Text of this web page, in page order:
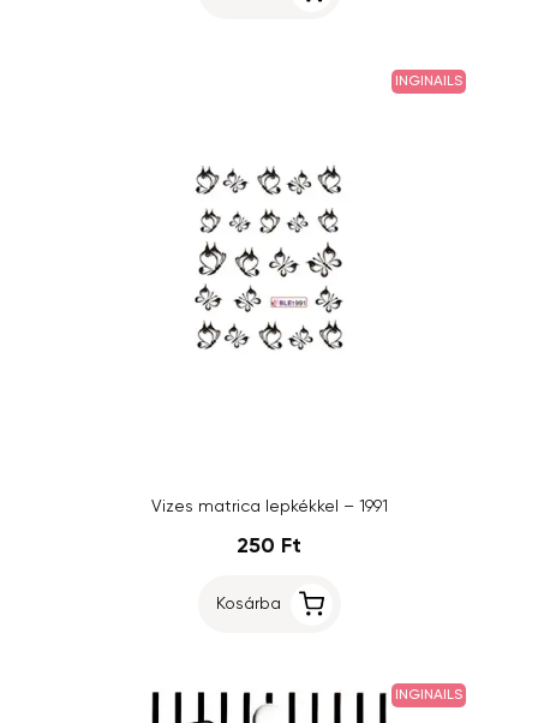
INGINAILS
Vizes matrica lepkékkel – 1991
250 Ft
Kosárba
INGINAILS